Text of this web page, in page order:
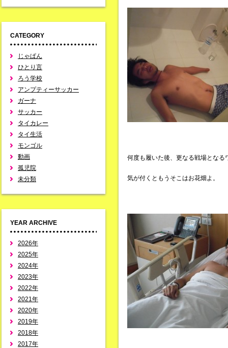
CATEGORY
じゃぱん
ひとり言
ろう学校
アンプティーサッカー
ガーナ
サッカー
タイカレー
タイ生活
モンゴル
動画
孤児院
未分類
YEAR ARCHIVE
2026年
2025年
2024年
2023年
2022年
2021年
2020年
2019年
2018年
2017年
何度も履いた後、更なる戦場とな
気が付くともうそこはお花畑よ。